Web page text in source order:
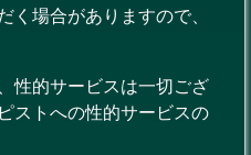
く場合がありますので、
性的サービスは一切ござ
ストへの性的サービスの